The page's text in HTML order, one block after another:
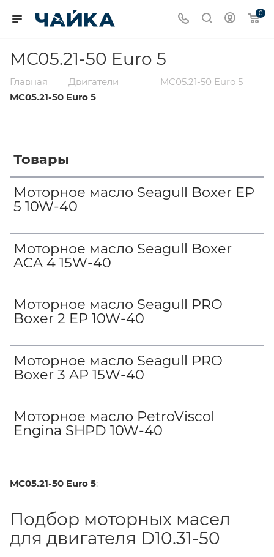
0
MC05.21-50 Euro 5
Главная — Двигатели — — MC05.21-50 Euro 5 —
MC05.21-50 Euro 5
Товары
Моторное масло Seagull Boxer EP
5 10W-40
Моторное масло Seagull Boxer
ACA 4 15W-40
Моторное масло Seagull PRO
Boxer 2 EP 10W-40
Моторное масло Seagull PRO
Boxer 3 AP 15W-40
Моторное масло PetroViscol
Engina SHPD 10W-40
MC05.21-50 Euro 5:
Подбор моторных масел
для двигателя D10.31-50